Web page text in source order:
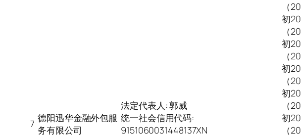
7 德阳迅华金融外包服
务有限公司
法定代表人: 郭威
统一社会信用代码:
9151060031448137XN
（
初
（
初
（
初
（
初
（
初
（